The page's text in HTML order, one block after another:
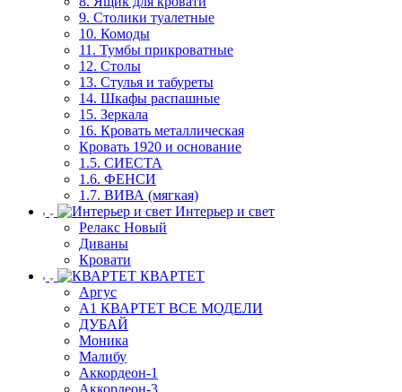
9. Столики туалетные
10. Комоды
11. Тумбы прикроватные
12. Столы
13. Стулья и табуреты
14. Шкафы распашные
15. Зеркала
16. Кровать металлическая
Кровать 1920 и основание
1.5. СИЕСТА
1.6. ФЕНСИ
1.7. ВИВА (мягкая)
Интерьер и свет
Релакс Новый
Диваны
Кровати
КВАРТЕТ
Аргус
А1 КВАРТЕТ ВСЕ МОДЕЛИ
ДУБАЙ
Моника
Малибу
Аккордеон-1
Аккордеон-3